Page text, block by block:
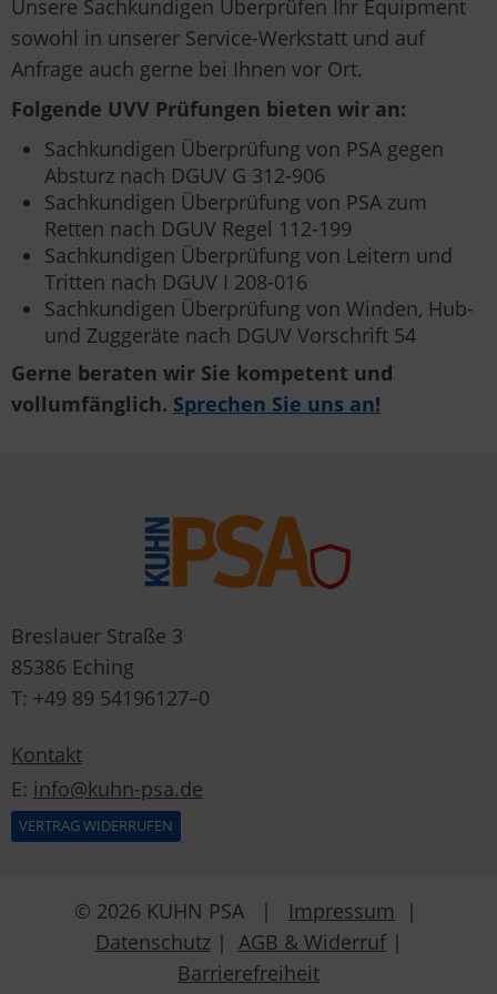
Unsere Sachkundigen Überprüfen Ihr Equipment
sowohl in unserer Service-Werkstatt und auf
Anfrage auch gerne bei Ihnen vor Ort.
Folgende UVV Prüfungen bieten wir an:
Sachkundigen Überprüfung von PSA gegen
Absturz nach DGUV G 312-906
Sachkundigen Überprüfung von PSA zum
Retten nach DGUV Regel 112-199
Sachkundigen Überprüfung von Leitern und
Tritten nach DGUV I 208-016
Sachkundigen Überprüfung von Winden, Hub-
und Zuggeräte nach DGUV Vorschrift 54
Gerne beraten wir Sie kompetent und
vollumfänglich. Sprechen Sie uns an!
Breslauer Straße 3
85386 Eching
T: +49 89 54196127–0
Kontakt
E: info@kuhn-psa.de
VERTRAG WIDERRUFEN
© 2026 KUHN PSA | Impressum |
Datenschutz| AGB & Widerruf|
Barrierefreiheit